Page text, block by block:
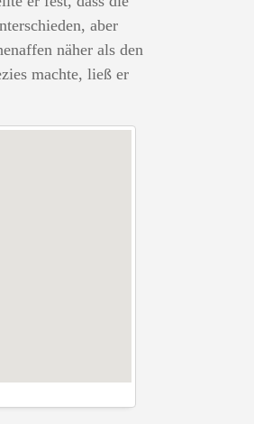
aber
näher als den
machte, ließ er